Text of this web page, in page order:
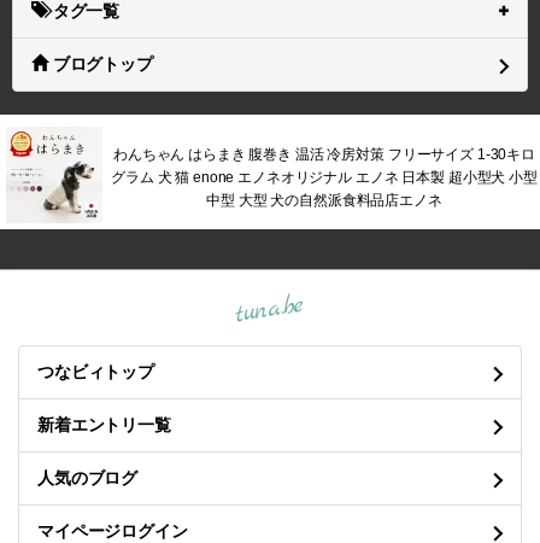
タグ一覧
ブログトップ
わんちゃん はらまき 腹巻き 温活 冷房対策 フリーサイズ 1-30キロ
グラム 犬 猫 enone エノネオリジナル エノネ 日本製 超小型犬 小型
中型 大型 犬の自然派食料品店エノネ
tuna.be
つなビィトップ
新着エントリ一覧
人気のブログ
マイページログイン